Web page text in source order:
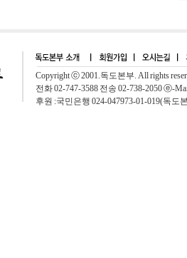
Copyright ⓒ 2001.독도본부. All rights
전화 02-747-3588 전송 02-738-2050 ⓔ-
후원 :국민은행 024-047973-01-019(독도